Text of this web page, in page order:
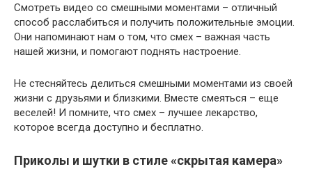
Смотреть видео со смешными моментами – отличный
способ расслабиться и получить положительные эмоции.
Они напоминают нам о том, что смех – важная часть
нашей жизни, и помогают поднять настроение.
Не стесняйтесь делиться смешными моментами из своей
жизни с друзьями и близкими. Вместе смеяться – еще
веселей! И помните, что смех – лучшее лекарство,
которое всегда доступно и бесплатно.
Приколы и шутки в стиле «скрытая камера»